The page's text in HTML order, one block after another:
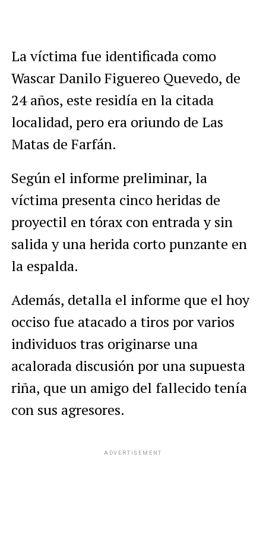
La víctima fue identificada como
Wascar Danilo Figuereo Quevedo, de
24 años, este residía en la citada
localidad, pero era oriundo de Las
Matas de Farfán.
Según el informe preliminar, la
víctima presenta cinco heridas de
proyectil en tórax con entrada y sin
salida y una herida corto punzante en
la espalda.
Además, detalla el informe que el hoy
occiso fue atacado a tiros por varios
individuos tras originarse una
acalorada discusión por una supuesta
riña, que un amigo del fallecido tenía
con sus agresores.
ADVERTISEMENT